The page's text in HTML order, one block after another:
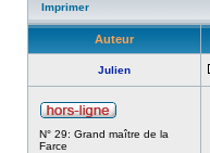
Imprimer
Auteur
Julien
N° 29: Grand maître de la
Farce